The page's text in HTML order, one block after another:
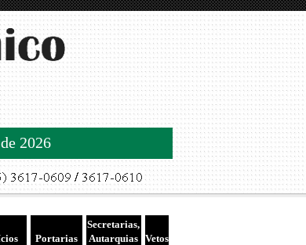
2026
Portarias
Secretarias,
Autarquias Vetos